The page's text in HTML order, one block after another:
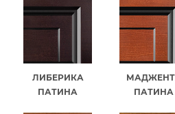
ЛИБЕРИКА
ПАТИНА
ПАТИНА